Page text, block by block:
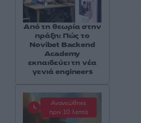
Από τη θεωρία στην
πράξη: Πώς το
Novibet Backend
Academy
εκπαιδεύει τη νέα
γενιά engineers
Ανανεώθηκε
πριν 10 λεπτά